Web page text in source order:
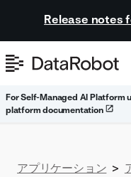
Release notes
For Self-Managed AI Platform
platform documentation
アプリケーション >